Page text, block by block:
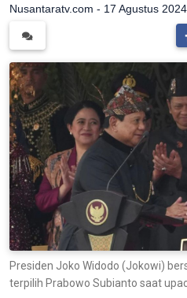
Nusantaratv.com - 17 Agustus 2024
Presiden Joko Widodo (Jokowi)
terpilih Prabowo Subianto saat